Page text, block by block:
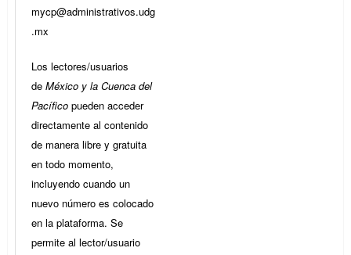
mycp@administrativos.udg
.mx
Los lectores/usuarios
de México y la Cuenca del
Pacífico pueden acceder
directamente al contenido
de manera libre y gratuita
en todo momento,
incluyendo cuando un
nuevo número es colocado
en la plataforma. Se
permite al lector/usuario